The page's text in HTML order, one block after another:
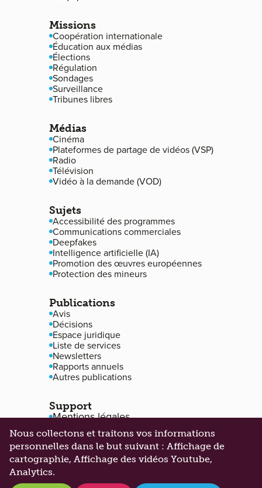
Nous collectons et traitons vos informations
personnelles dans le but suivant : Affichage de
cartographie, Affichage des vidéos Youtube,
Analytics.
Missions
Coopération internationale
Éducation aux médias
Élections
Régulation
Sondages
Surveillance
Tribunes libres
Médias
Cinéma
Plateformes de partage de vidéos (VSP)
Radio
Télévision
Vidéo à la demande (VOD)
Sujets
Accessibilité des programmes
Communications commerciales
Deepfakes
Intelligence artificielle (IA)
Promotion des œuvres européennes
Protection des mineurs
Publications
Avis
Décisions
Espace juridique
Liste de services
Newsletters
Rapports annuels
Autres publications
Support
Mentions légales
Protection des données
Accessibilité
Gestion des cookies